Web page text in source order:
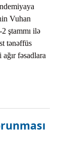
Vuhan
ştammı ilə
tənəffüs
fəsadlara